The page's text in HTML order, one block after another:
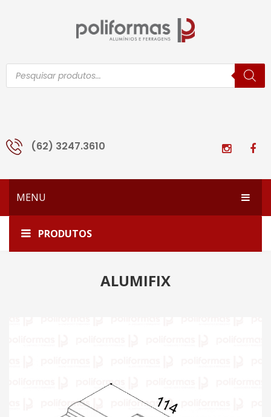
Pesquisar
produtos
(62) 3247.3610
MENU
HOME
EMPRESA
PRODUTOS
Início Acessórios Esquadrias
ALUMIFIX